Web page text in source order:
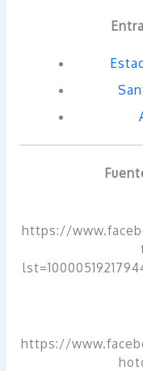
https://
https://